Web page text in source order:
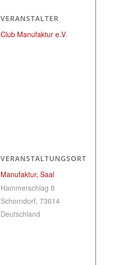
VERANSTALTUNGSORT
Manufaktur, Saal
Hammerschlag 8
Schorndorf, 73614
Deutschland
VERANSTALTER
Club Manufaktur e.V.